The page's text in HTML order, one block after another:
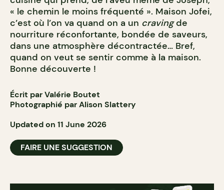
« le chemin le moins fréquenté ». Maison Jofei,
c’est où l’on va quand on a un cravingde
nourriture réconfortante, bondée de saveurs,
dans une atmosphère décontractée… Bref,
quand on veut se sentir comme à la maison.
Bonne découverte !
Écrit par Valérie Boutet
Photographié par Alison Slattery
Updated on 11 June 2026
FAIRE UNE SUGGESTION